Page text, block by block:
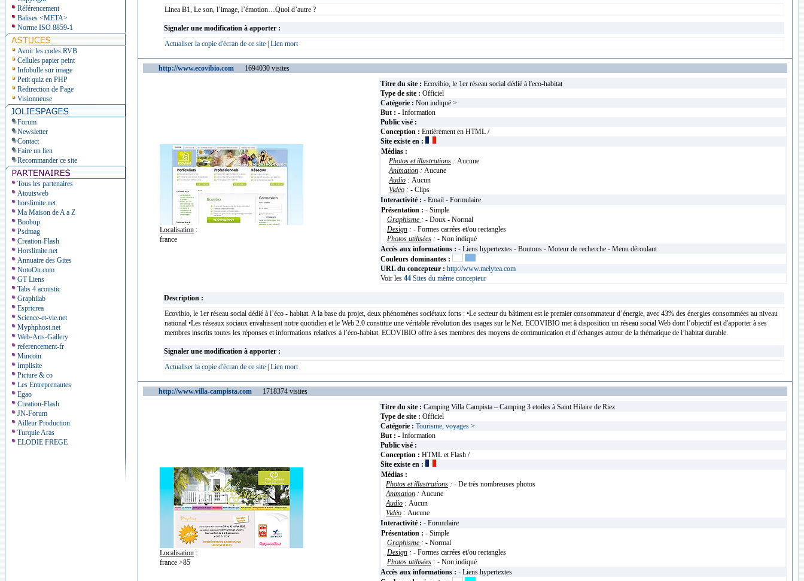
Référencement
Balises <META>
Norme ISO 8859-1
Avoir les codes RVB
Cellules papier peint
Infobulle sur image
Petit quiz en PHP
Redirection de Page
Visionneuse
Forum
Newsletter
Contact
Faire un lien
Recommander ce site
Tous les partenaires
Atoutsweb
horslimite.net
Ma Maison de A a Z
Boobup
Psdmag
Creation-Flash
Horslimite.net
Annuaire des Gites
NotoOn.com
GT Liens
Tabs 4 acoustic
Graphilab
Espricrea
Science-et-vie.net
Myphphost.net
Web-Arts-Gallery
referencement-fr
Mincoin
Implisite
Picture & co
Les Entreprenautes
Egao
Creation-Flash
JN-Forum
Ailleur Production
Turquie Aras
ELODIE FREGE
Linea B1, Le son, l’image, l’émotion…Quoi d’autre ?
Signaler une modification à apporter :
Actualiser la copie d'écran de ce site Lien mort
http://www.ecovibio.com 1694030 visites
Localisation :
france
Titre du site : Ecovibio, le 1er réseau social dédié à l'eco-habitat
Type de site : Officiel
Catégorie : Non indiqué >
But : - Information
Public visé :
Conception : Entièrement en HTML /
Site existe en :
Médias :
Photos et illustrations : Aucune
Animation : Aucune
Audio : Aucun
Vidéo : - Clips
Interactivité : - Email - Formulaire
Présentation : - Simple
Graphisme : - Doux - Normal
Design : - Formes carrées et/ou rectangles
Photos utilisées : - Non indiqué
Accès aux informations : - Liens hypertextes - Boutons - Moteur de recherche - Menu déroulant
Couleurs dominantes :
URL du concepteur : http://www.melytea.com
Voir les 44 Sites du même concepteur
Description :
Ecovibio, le 1er réseau social dédié à l’éco - habitat. A la base du projet, deux phénomènes sociétaux forts : •Le secteur du bâtiment est le premier consommateur d’énergie, avec 43% des énergies consommées au niveau
national •Les réseaux sociaux envahissent notre quotidien et le Web 2.0 constitue une véritable révolution des usages sur le Net. ECOVIBIO met à disposition un réseau social Web dont l’objectif est d'apporter à ses
membres inscrits toutes les réponses et informations relatives à l’éco-habitat. ECOVIBIO offre à ses membres des moyens de communication et d’échanges autour de la thématique de l’habitat durable.
Signaler une modification à apporter :
Actualiser la copie d'écran de ce site Lien mort
http://www.villa-campista.com 1718374 visites
Localisation :
france >85
Titre du site : Camping Villa Campista – Camping 3 etoiles à Saint Hilaire de Riez
Type de site : Officiel
Catégorie : Tourisme, voyages >
But : - Information
Public visé :
Conception : HTML et Flash /
Site existe en :
Médias :
Photos et illustrations : - De très nombreuses photos
Animation : Aucune
Audio : Aucun
Vidéo : Aucune
Interactivité : - Formulaire
Présentation : - Simple
Graphisme : - Normal
Design : - Formes carrées et/ou rectangles
Photos utilisées : - Non indiqué
Accès aux informations : - Liens hypertextes